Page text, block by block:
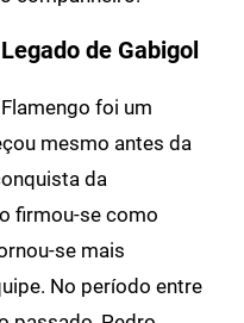
de Gabigol
foi um
mesmo antes da
da
firmou-se como
se mais
No período entre